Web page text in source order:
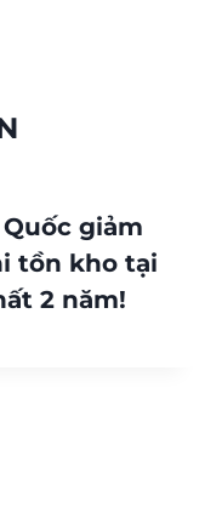
giảm
tồn kho tại
2 năm!